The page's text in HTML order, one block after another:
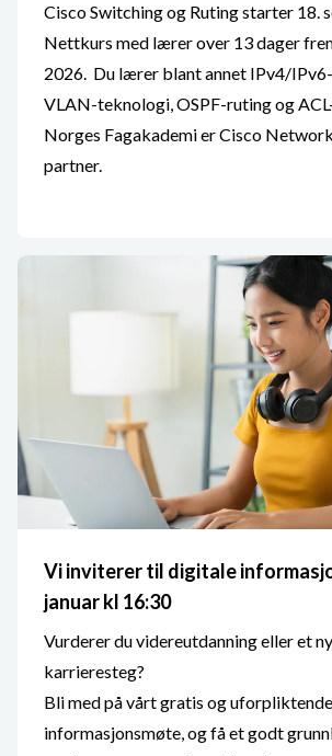
Cisco Switching og Ruting starter 18.
Nettkurs med lærer over 13 dager
2026. Du lærer blant annet IPv4/
VLAN-teknologi, OSPF-ruting og
Norges Fagakademi er Cisco
partner.
Vi inviterer til digitale
januar kl 16:30
Vurderer du videreutdanning eller et
karrieresteg?
Bli med på vårt gratis og
informasjonsmøte, og få et godt